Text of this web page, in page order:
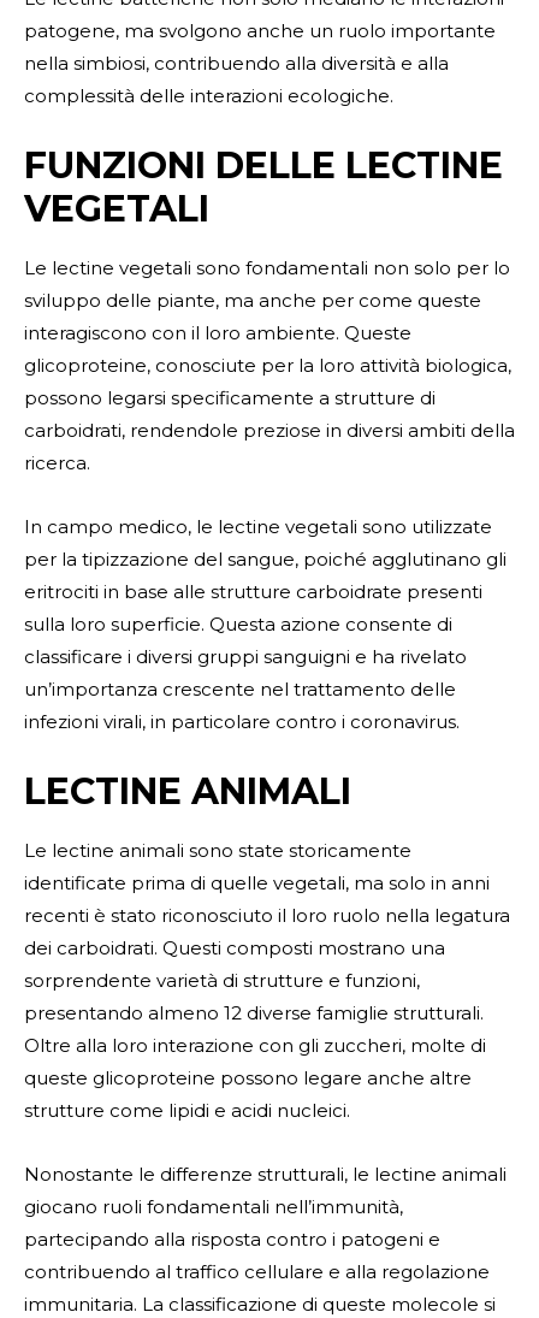
patogene, ma svolgono anche un ruolo importante
nella simbiosi, contribuendo alla diversità e alla
complessità delle interazioni ecologiche.
FUNZIONI DELLE LECTINE
VEGETALI
Le lectine vegetali sono fondamentali non solo per lo
sviluppo delle piante, ma anche per come queste
interagiscono con il loro ambiente. Queste
glicoproteine, conosciute per la loro attività biologica,
possono legarsi specificamente a strutture di
carboidrati, rendendole preziose in diversi ambiti della
ricerca.
In campo medico, le lectine vegetali sono utilizzate
per la tipizzazione del sangue, poiché agglutinano gli
eritrociti in base alle strutture carboidrate presenti
sulla loro superficie. Questa azione consente di
classificare i diversi gruppi sanguigni e ha rivelato
un’importanza crescente nel trattamento delle
infezioni virali, in particolare contro i coronavirus.
LECTINE ANIMALI
Le lectine animali sono state storicamente
identificate prima di quelle vegetali, ma solo in anni
recenti è stato riconosciuto il loro ruolo nella legatura
dei carboidrati. Questi composti mostrano una
sorprendente varietà di strutture e funzioni,
presentando almeno 12 diverse famiglie strutturali.
Oltre alla loro interazione con gli zuccheri, molte di
queste glicoproteine possono legare anche altre
strutture come lipidi e acidi nucleici.
Nonostante le differenze strutturali, le lectine animali
giocano ruoli fondamentali nell’immunità,
partecipando alla risposta contro i patogeni e
contribuendo al traffico cellulare e alla regolazione
immunitaria. La classificazione di queste molecole si